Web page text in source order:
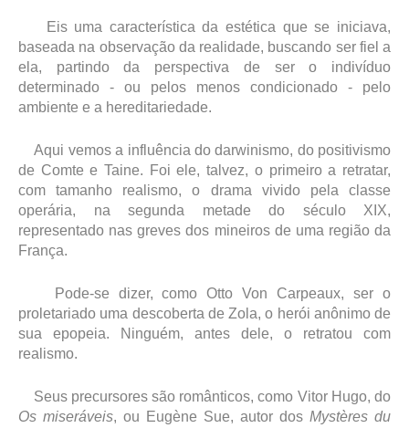
Eis uma característica da estética que se iniciava,
baseada na observação da realidade, buscando ser fiel a
ela, partindo da perspectiva de ser o indivíduo
determinado - ou pelos menos condicionado - pelo
ambiente e a hereditariedade.
Aqui vemos a influência do darwinismo, do positivismo
de Comte e Taine. Foi ele, talvez, o primeiro a retratar,
com tamanho realismo, o drama vivido pela classe
operária, na segunda metade do século XIX,
representado nas greves dos mineiros de uma região da
França.
Pode-se dizer, como Otto Von Carpeaux, ser o
proletariado uma descoberta de Zola, o herói anônimo de
sua epopeia. Ninguém, antes dele, o retratou com
realismo.
Seus precursores são românticos, como Vitor Hugo, do
Os miseráveis, ou Eugène Sue, autor dos Mystères du